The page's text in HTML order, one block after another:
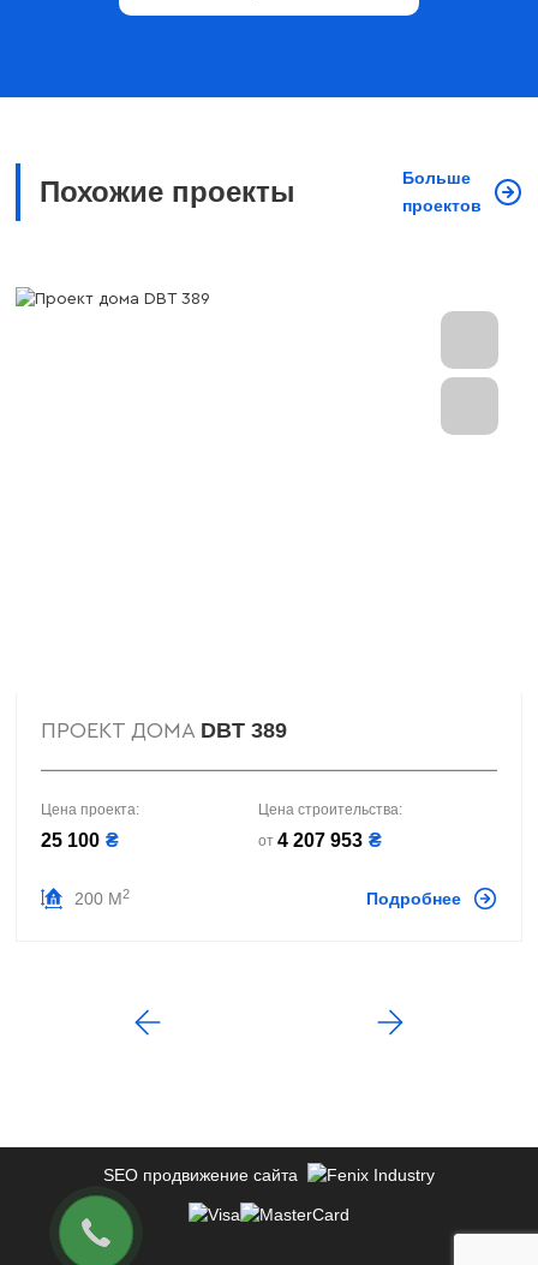
Похожие проекты
Больше
проектов
ПРОЕКТ ДОМА DBT 389
Цена проекта:
25 100 ₴
Цена строительства:
от 4 207 953 ₴
200 М2 Подробнее
SEO продвижение сайта